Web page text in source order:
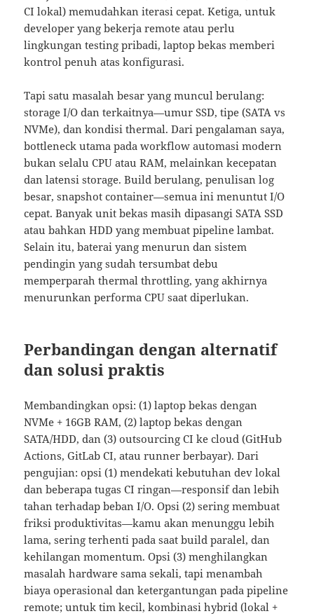
CI lokal) memudahkan iterasi cepat. Ketiga, untuk
developer yang bekerja remote atau perlu
lingkungan testing pribadi, laptop bekas memberi
kontrol penuh atas konfigurasi.
Tapi satu masalah besar yang muncul berulang:
storage I/O dan terkaitnya—umur SSD, tipe (SATA vs
NVMe), dan kondisi thermal. Dari pengalaman saya,
bottleneck utama pada workflow automasi modern
bukan selalu CPU atau RAM, melainkan kecepatan
dan latensi storage. Build berulang, penulisan log
besar, snapshot container—semua ini menuntut I/O
cepat. Banyak unit bekas masih dipasangi SATA SSD
atau bahkan HDD yang membuat pipeline lambat.
Selain itu, baterai yang menurun dan sistem
pendingin yang sudah tersumbat debu
memperparah thermal throttling, yang akhirnya
menurunkan performa CPU saat diperlukan.
Perbandingan dengan alternatif
dan solusi praktis
Membandingkan opsi: (1) laptop bekas dengan
NVMe + 16GB RAM, (2) laptop bekas dengan
SATA/HDD, dan (3) outsourcing CI ke cloud (GitHub
Actions, GitLab CI, atau runner berbayar). Dari
pengujian: opsi (1) mendekati kebutuhan dev lokal
dan beberapa tugas CI ringan—responsif dan lebih
tahan terhadap beban I/O. Opsi (2) sering membuat
friksi produktivitas—kamu akan menunggu lebih
lama, sering terhenti pada saat build paralel, dan
kehilangan momentum. Opsi (3) menghilangkan
masalah hardware sama sekali, tapi menambah
biaya operasional dan ketergantungan pada pipeline
remote; untuk tim kecil, kombinasi hybrid (lokal +